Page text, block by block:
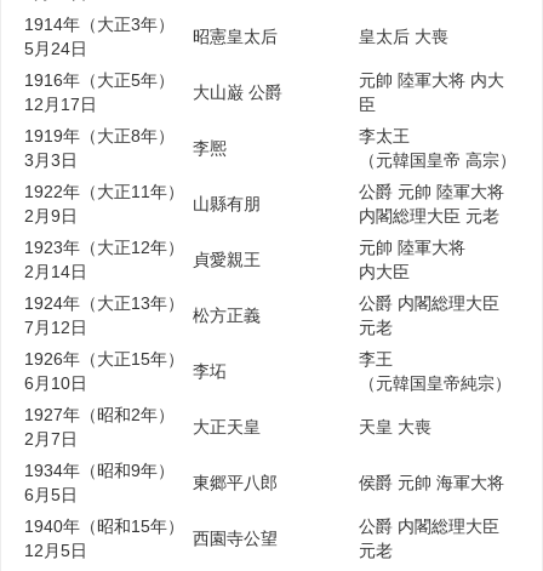
1914年（大正3年）
5月24日
昭憲皇太后 皇太后 大喪
1916年（大正5年）
12月17日
大山巌 公爵
元帥 陸軍大将 内大
臣
1919年（大正8年）
3月3日
李熈
李太王
（元韓国皇帝 高宗）
1922年（大正11年）
2月9日
山縣有朋
公爵 元帥 陸軍大将
内閣総理大臣 元老
1923年（大正12年）
2月14日
貞愛親王
元帥 陸軍大将
内大臣
1924年（大正13年）
7月12日
松方正義
公爵 内閣総理大臣
元老
1926年（大正15年）
6月10日
李坧
李王
（元韓国皇帝純宗）
1927年（昭和2年）
2月7日
大正天皇 天皇 大喪
1934年（昭和9年）
6月5日
東郷平八郎 侯爵 元帥 海軍大将
1940年（昭和15年）
12月5日
西園寺公望
公爵 内閣総理大臣
元老